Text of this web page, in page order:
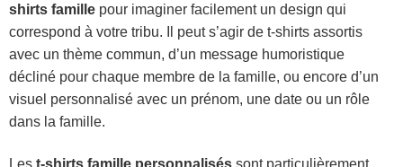
shirts famille pour imaginer facilement un design qui
correspond à votre tribu. Il peut s’agir de t-shirts assortis
avec un thème commun, d’un message humoristique
décliné pour chaque membre de la famille, ou encore d’un
visuel personnalisé avec un prénom, une date ou un rôle
dans la famille.
Les t-shirts famille personnalisés sont particulièrement